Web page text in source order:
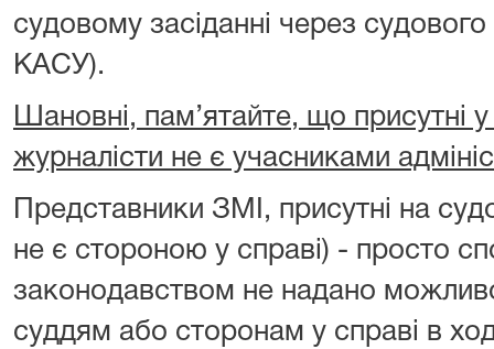
судовому засіданні через
КАСУ).
Шановні, пам’ятайте, що присутні у
журналісти не є учасниками
Представники ЗМІ, присутні на
не є стороною у справі) - просто
законодавством не надано
суддям або сторонам у справі в